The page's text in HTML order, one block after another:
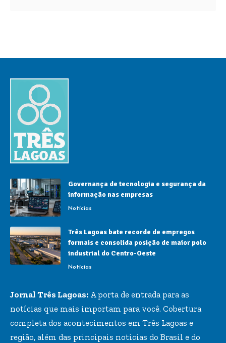
Governança de tecnologia e segurança da
informação nas empresas
Notícias
Três Lagoas bate recorde de empregos
formais e consolida posição de maior polo
industrial do Centro-Oeste
Notícias
Jornal Três Lagoas: A porta de entrada para as
notícias que mais importam para você. Cobertura
completa dos acontecimentos em Três Lagoas e
região, além das principais notícias do Brasil e do